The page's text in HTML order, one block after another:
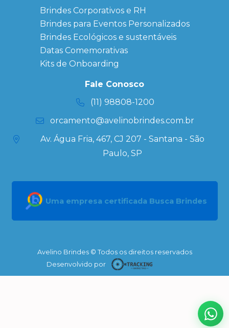
Brindes
Corporativos
Copos Térmicos
Personalizados
Datas Especiais
Ecobag
Personalizada
Kits
Brindes Corporativos e RH
Brindes para Eventos Personalizados
Brindes Ecológicos e sustentáveis
Datas Comemorativas
Kits de Onboarding
Fale Conosco
(11) 98808-1200
orcamento@avelinobrindes.com.br
Av. Água Fria, 467, CJ 207 - Santana - São
Paulo, SP
Uma empresa certificada Busca Brindes
Avelino Brindes © Todos os direitos reservados
Desenvolvido por